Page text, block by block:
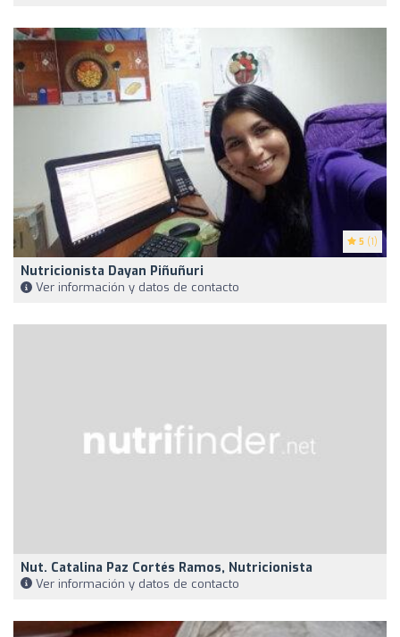
5 (1)
Nutricionista Dayan Piñuñuri
Ver información y datos de contacto
Nut. Catalina Paz Cortés Ramos, Nutricionista
Ver información y datos de contacto